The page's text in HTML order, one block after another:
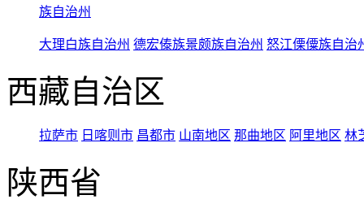
族自治州
大理白族自治州 德宏傣族景颇族自治州 怒江傈僳族自治
西藏自治区
拉萨市 日喀则市 昌都市 山南地区 那曲地区 阿里地区 林
陕西省